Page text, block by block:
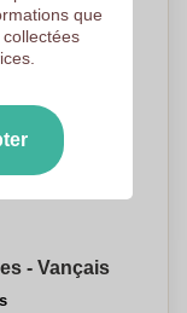
- Vançais
que